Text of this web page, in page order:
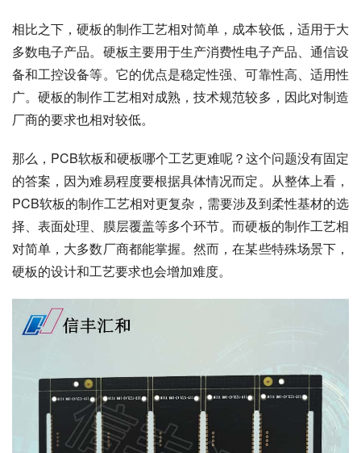
相比之下，硬板的制作工艺相对简单，成本较低，适用于大
多数电子产品。硬板主要用于生产消费性电子产品、通信设
备和工控设备等。它的优点是稳定性强、可靠性高、适用性
广。硬板的制作工艺相对成熟，技术规范较多，因此对制造
厂商的要求也相对较低。
那么，PCB软板和硬板哪个工艺更难呢？这个问题没有固定
的答案，因为难易程度要根据具体情况而定。从整体上看，
PCB软板的制作工艺相对更复杂，需要涉及到柔性基材的选
择、表面处理、膜层覆盖等多个环节。而硬板的制作工艺相
对简单，大多数厂商都能掌握。然而，在某些特殊场景下，
硬板的设计和工艺要求也会增加难度。